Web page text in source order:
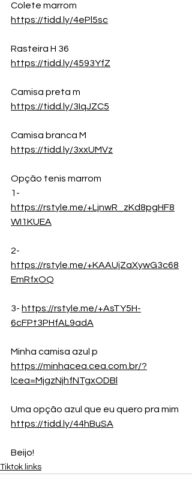
Colete marrom
https://tidd.ly/4ePl5sc
Rasteira H 36
https://tidd.ly/4593YfZ
Camisa preta m
https://tidd.ly/3IqJZC5
Camisa branca M
https://tidd.ly/3xxUMVz
Opção tenis marrom
1-
https://rstyle.me/+LjnwR_zKd8pgHF8
WI1KUEA
2-
https://rstyle.me/+KAAUjZaXywG3c68
EmRfxOQ
3- https://rstyle.me/+AsTY5H-
6cFPt3PHfAL9adA
Minha camisa azul p
https://minhacea.cea.com.br/?
lcea=MjgzNjhfNTgxODBl
Uma opção azul que eu quero pra mim
https://tidd.ly/44hBuSA
Beijo!
Tiktok links